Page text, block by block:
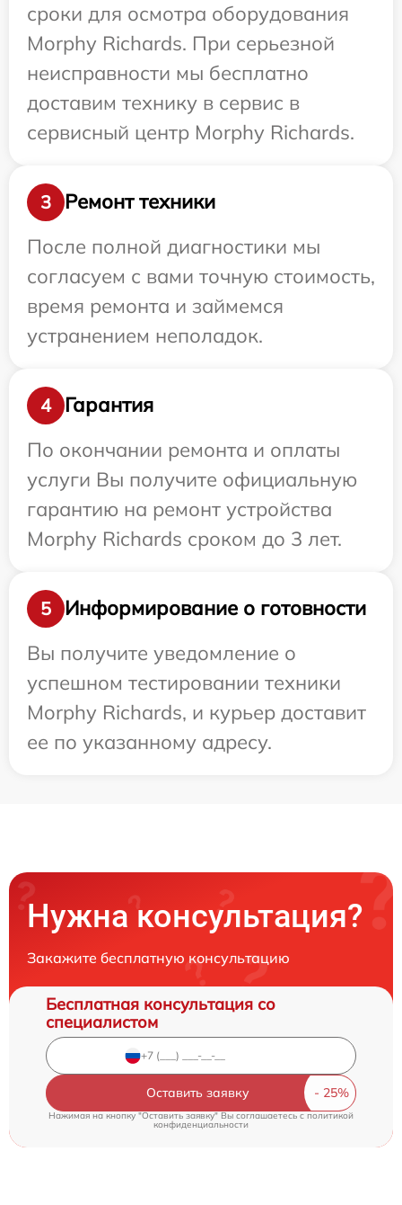
сроки для осмотра оборудования
Morphy Richards. При серьезной
неисправности мы бесплатно
доставим технику в сервис в
сервисный центр Morphy Richards.
3
Ремонт техники
После полной диагностики мы
согласуем с вами точную стоимость,
время ремонта и займемся
устранением неполадок.
4
Гарантия
По окончании ремонта и оплаты
услуги Вы получите официальную
гарантию на ремонт устройства
Morphy Richards сроком до 3 лет.
5
Информирование о готовности
Вы получите уведомление о
успешном тестировании техники
Morphy Richards, и курьер доставит
ее по указанному адресу.
Нужна консультация?
Закажите бесплатную консультацию
Бесплатная консультация со
специалистом
Оставить заявку
Нажимая на кнопку "Оставить заявку" Вы соглашаетесь cполитикой
конфиденциальности